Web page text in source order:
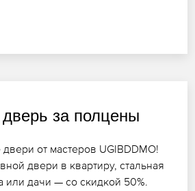
за полцены
от мастеров UGIBDDMO!
двери в квартиру, стальная
или дачи — со скидкой 50%.